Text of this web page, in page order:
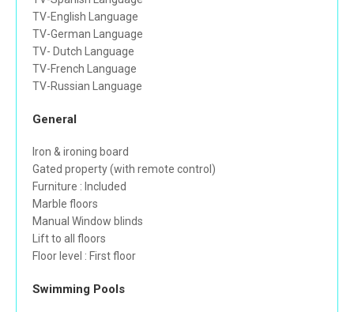
TV-English Language
TV-German Language
TV- Dutch Language
TV-French Language
TV-Russian Language
General
Iron & ironing board
Gated property (with remote control)
Furniture : Included
Marble floors
Manual Window blinds
Lift to all floors
Floor level : First floor
Swimming Pools